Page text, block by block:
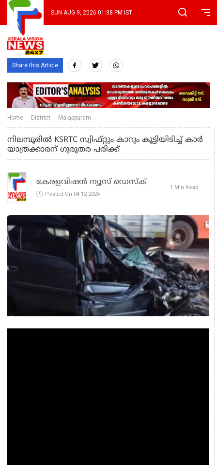
SUN AUG 9, 2026 01:38 PM IST
Share this Article
Home District Malappuram
നിലമ്പൂരിൽ KSRTC സ്വിഫ്റ്റും കാറും കൂട്ടിയിടിച്ച് കാര്‍
യാത്രക്കാരന് ഗുരുതര പരിക്ക്
കേരളവിഷൻ ന്യൂസ് ഡെസ്‌ക്
Posted On 04-12-2024
1 Min Read